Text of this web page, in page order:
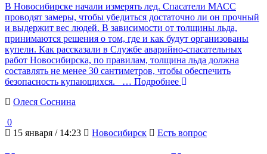
В Новосибирске начали измерять лед. Спасатели МАСС
проводят замеры, чтобы убедиться достаточно ли он прочный
и выдержит вес людей. В зависимости от толщины льда,
принимаются решения о том, где и как будут организованы
купели. Как рассказали в Службе аварийно-спасательных
работ Новосибирска, по правилам, толщина льда должна
составлять не менее 30 сантиметров, чтобы обеспечить
безопасность купающихся.
… Подробнее
Олеся Соснина
0
15 января / 14:23
Новосибирск Есть вопрос